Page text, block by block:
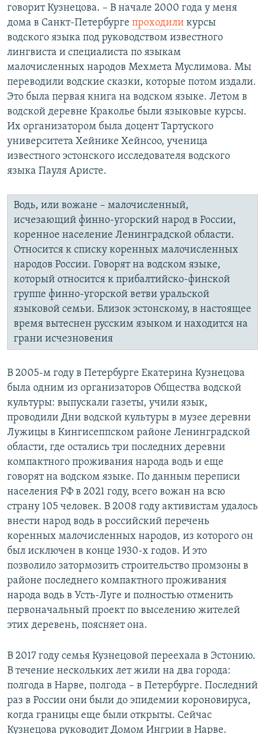
говорит Кузнецова. – В начале 2000 года у меня
дома в Санкт-Петербурге проходили курсы
водского языка под руководством известного
лингвиста и специалиста по языкам
малочисленных народов Мехмета Муслимова. Мы
переводили водские сказки, которые потом издали.
Это была первая книга на водском языке. Летом в
водской деревне Краколье были языковые курсы.
Их организатором была доцент Тартуского
университета Хейнике Хейнсоо, ученица
известного эстонского исследователя водского
языка Пауля Аристе.
Водь, или вожане – малочисленный,
исчезающий финно-угорский народ в России,
коренное население Ленинградской области.
Относится к списку коренных малочисленных
народов России. Говорят на водском языке,
который относится к прибалтийско-финской
группе финно-угорской ветви уральской
языковой семьи. Близок эстонскому, в настоящее
время вытеснен русским языком и находится на
грани исчезновения
В 2005-м году в Петербурге Екатерина Кузнецова
была одним из организаторов Общества водской
культуры: выпускали газеты, учили язык,
проводили Дни водской культуры в музее деревни
Лужицы в Кингисеппском районе Ленинградской
области, где остались три последних деревни
компактного проживания народа водь и еще
говорят на водском языке. По данным переписи
населения РФ в 2021 году, всего вожан на всю
страну 105 человек. В 2008 году активистам удалось
внести народ водь в российский перечень
коренных малочисленных народов, из которого он
был исключен в конце 1930-х годов. И это
позволило затормозить строительство промзоны в
районе последнего компактного проживания
народа водь в Усть-Луге и полностью отменить
первоначальный проект по выселению жителей
этих деревень, поясняет она.
В 2017 году семья Кузнецовой переехала в Эстонию.
В течение нескольких лет жили на два города:
полгода в Нарве, полгода – в Петербурге. Последний
раз в России они были до эпидемии короновируса,
когда границы еще были открыты. Сейчас
Кузнецова руководит Домом Ингрии в Нарве.